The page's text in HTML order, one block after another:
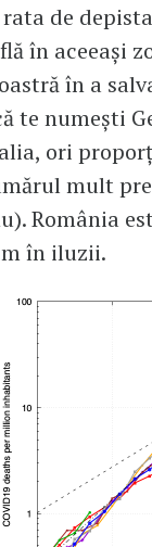
de
în aceeași
în a
te numești
ori
mult
România
în iluzii.